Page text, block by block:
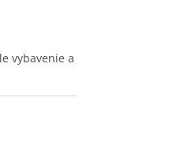
vybavenie a